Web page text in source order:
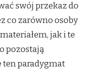
swój przekaz do
co zarówno osoby
jak i te
pozostają
ten paradygmat